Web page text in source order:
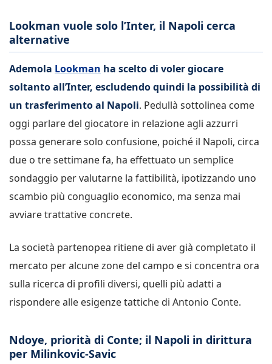
Lookman vuole solo l’Inter, il Napoli cerca
alternative
Ademola Lookman ha scelto di voler giocare
soltanto all’Inter, escludendo quindi la possibilità di
un trasferimento al Napoli. Pedullà sottolinea come
oggi parlare del giocatore in relazione agli azzurri
possa generare solo confusione, poiché il Napoli, circa
due o tre settimane fa, ha effettuato un semplice
sondaggio per valutarne la fattibilità, ipotizzando uno
scambio più conguaglio economico, ma senza mai
avviare trattative concrete.
La società partenopea ritiene di aver già completato il
mercato per alcune zone del campo e si concentra ora
sulla ricerca di profili diversi, quelli più adatti a
rispondere alle esigenze tattiche di Antonio Conte.
Ndoye, priorità di Conte; il Napoli in dirittura
per Milinkovic-Savic